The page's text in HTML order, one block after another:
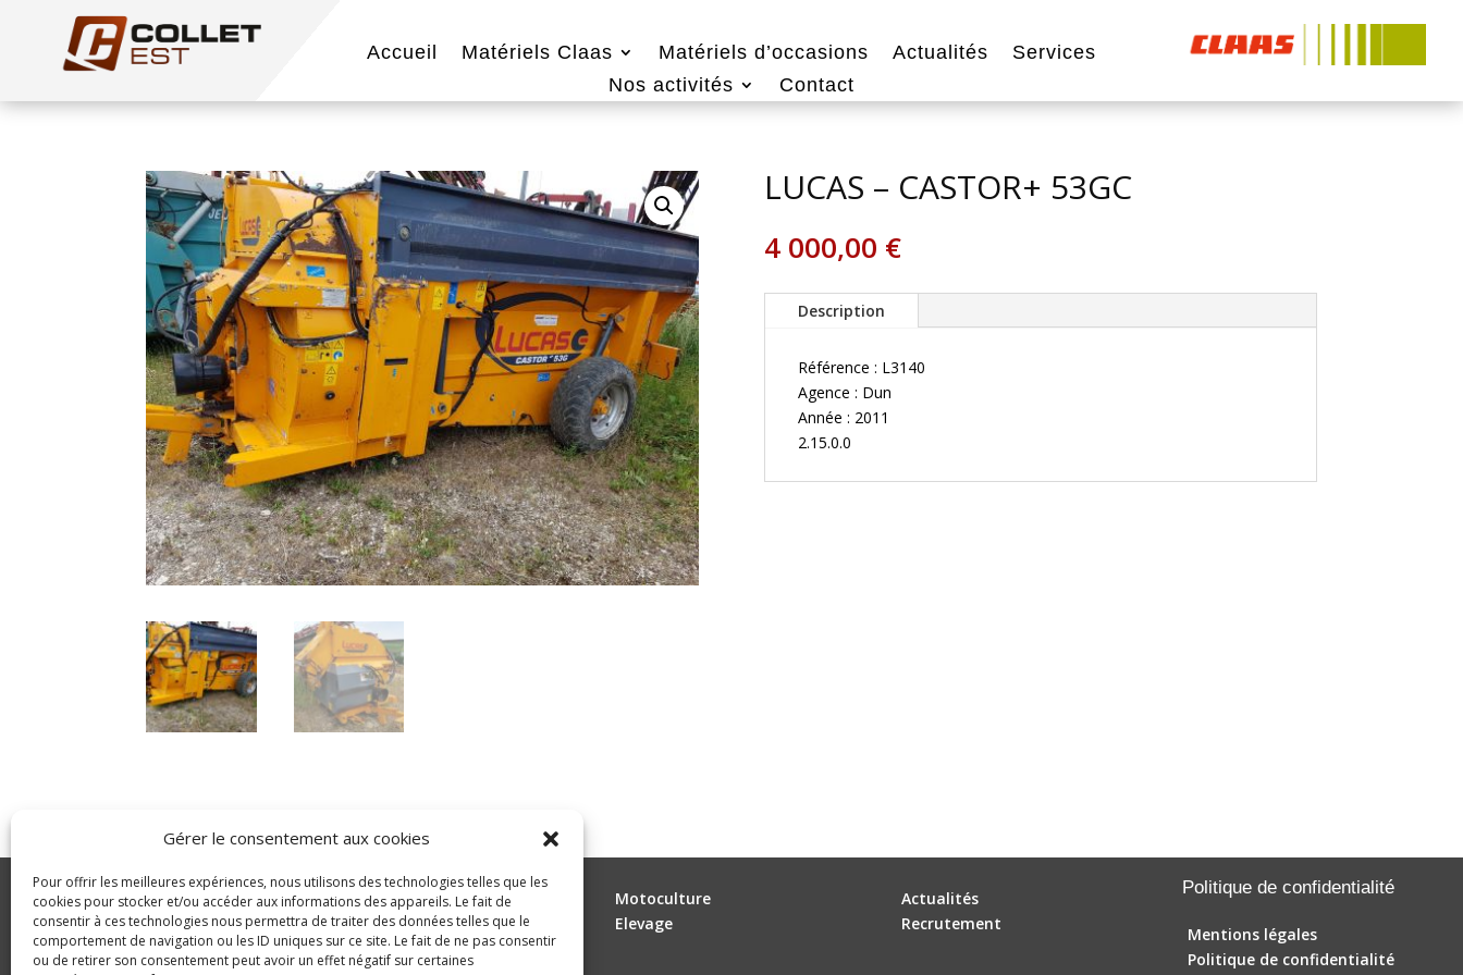
Gérer le consentement aux cookies
Pour offrir les meilleures expériences, nous utilisons des technologies telles que les
cookies pour stocker et/ou accéder aux informations des appareils. Le fait de
consentir à ces technologies nous permettra de traiter des données telles que le
comportement de navigation ou les ID uniques sur ce site. Le fait de ne pas consentir
ou de retirer son consentement peut avoir un effet négatif sur certaines
Accueil Matériels Claas Matériels d’occasions Actualités
Services
Nos activités
Contact
LUCAS – CASTOR+ 53GC
4 000,00 €
Description
Référence : L3140
Agence : Dun
Année : 2011
2.15.0.0
© Copyright 2023 GLDC
GLDC
Manutention
Motoculture
Elevage
Actualités
Recrutement
Politique de confidentialité
Mentions légales
Politique de confidentialité